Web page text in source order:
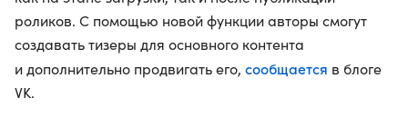
роликов. С помощью новой функции авторы смогут
создавать тизеры для основного контента
и дополнительно продвигать его, сообщается в блоге
VK.